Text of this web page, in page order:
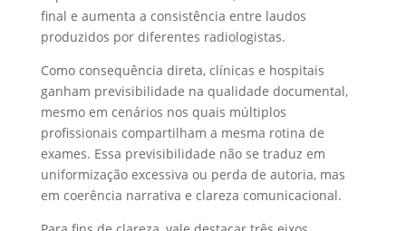
final e aumenta a consistência entre laudos
produzidos por diferentes radiologistas.
Como consequência direta, clínicas e hospitais
ganham previsibilidade na qualidade documental,
mesmo em cenários nos quais múltiplos
profissionais compartilham a mesma rotina de
exames. Essa previsibilidade não se traduz em
uniformização excessiva ou perda de autoria, mas
em coerência narrativa e clareza comunicacional.